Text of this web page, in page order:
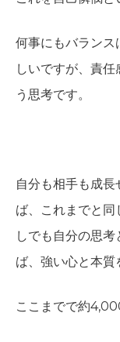
何事にもバランス
しいですが、責
う思考です。
自分も相手も成
ば、これまでと
しでも自分の思
ば、強い心と本質
ここまでで約